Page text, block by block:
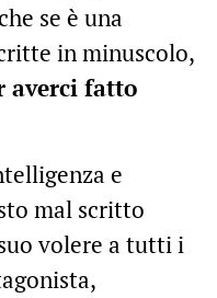
se è una
in minuscolo,
averci fatto
e
mal scritto
volere a tutti i